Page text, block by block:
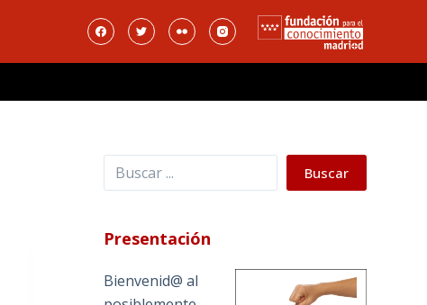
Buscar Buscar
Presentación
Bienvenid@ al